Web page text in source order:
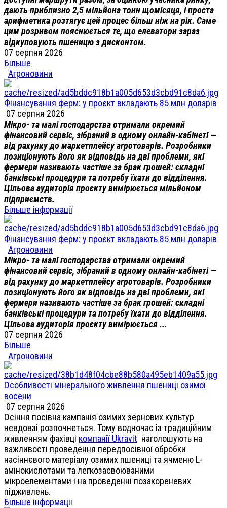
дають приблизно 2,5 мільйона тонн щомісяця, і проста
арифметика розтягує цей процес більш ніж на рік. Саме
цим розривом пояснюється те, що елеватори зараз
відкуповують пшеницю з дисконтом.
07 серпня 2026
Більше
Агроновини
Фінансування ферм: у проєкт вкладають 85 млн доларів
07 серпня 2026
Мікро- та малі господарства отримали окремий
фінансовий сервіс, зібраний в одному онлайн-кабінеті —
від рахунку до маркетплейсу агротоварів. Розробники
позиціонують його як відповідь на дві проблеми, які
фермери називають частіше за брак грошей: складні
банківські процедури та потребу їхати до відділення.
Цільова аудиторія проєкту вимірюється мільйоном
підприємств.
Більше інформації
Фінансування ферм: у проєкт вкладають 85 млн доларів
Агроновини
Мікро- та малі господарства отримали окремий
фінансовий сервіс, зібраний в одному онлайн-кабінеті —
від рахунку до маркетплейсу агротоварів. Розробники
позиціонують його як відповідь на дві проблеми, які
фермери називають частіше за брак грошей: складні
банківські процедури та потребу їхати до відділення.
Цільова аудиторія проєкту вимірюється ...
07 серпня 2026
Більше
Агроновини
Особливості мінерального живлення пшениці озимої
восени
07 серпня 2026
Осіння посівна кампанія озимих зернових культур
невдовзі розпочнеться. Тому водночас із традиційним
живленням фахівці компанії Ukravit наголошують на
важливості проведення передпосівної обробки
насіннєвого матеріалу озимих пшениці та ячменю L-
амінокислотами та легкозасвоюваними
мікроелементами і на проведенні позакореневих
підживлень.
Більше інформації